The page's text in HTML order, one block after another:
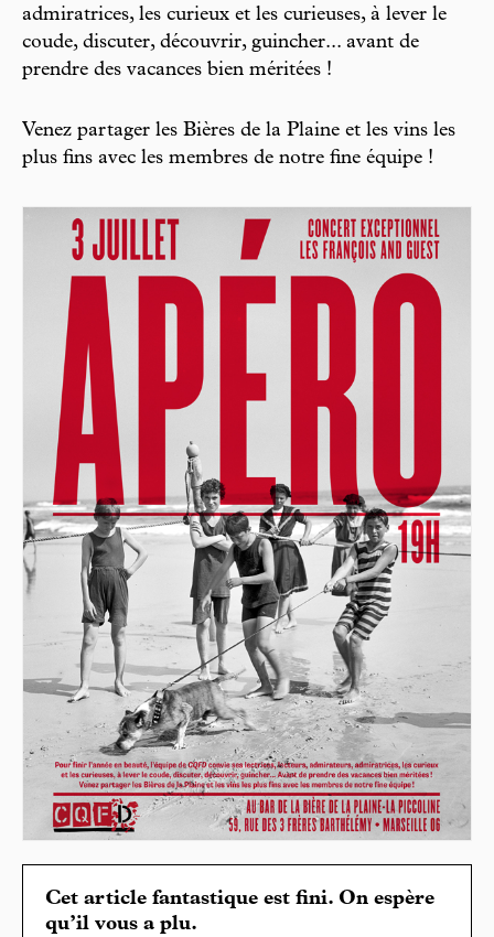
admiratrices, les curieux et les curieuses, à lever le
coude, discuter, découvrir, guincher... avant de
prendre des vacances bien méritées !
Venez partager les Bières de la Plaine et les vins les
plus fins avec les membres de notre fine équipe !
Cet article fantastique est fini. On espère
qu’il vous a plu.